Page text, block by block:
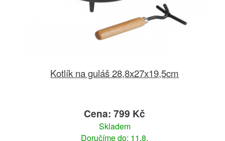
Kotlík na guláš 28,8x27x19,5cm
Cena: 799 Kč
Skladem
Doručíme do: 11.8.